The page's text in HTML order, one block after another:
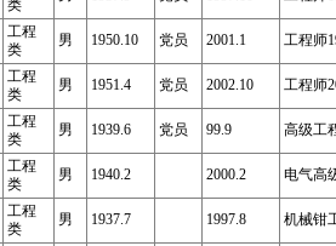
类
工程
类
男 1950.10 党员 2001.1 工程师
工程
类
男 1951.4 党员 2002.10 工程师
工程
类
男 1939.6 党员 99.9 高级工
工程
类
男 1940.2 2000.2 电气高
工程
类
男 1937.7 1997.8 机械钳